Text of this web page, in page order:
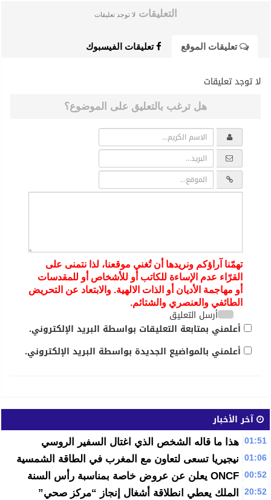
هل ترغب بالتعليق على الموضوع؟
القرّاء عدم الإساءة للكاتب أو للأشخاص أو للمقدسات
أو مهاجمة الأديان أو الذات الالهية. والابتعاد عن التحريض
الطائفي والعنصري والشتائم.
أرسل التعليق
أعلمني بمتابعة التعليقات بواسطة البريد الإلكتروني.
أعلمني بالمواضيع الجديدة بواسطة البريد الإلكتروني.
01:51 هذا ما قاله الشخص الذي اغتال السفير الروسي
01:06 نيجيريا تسعى لتعاون مع المغرب في الطاقة الشمسية
00:52 ONCF يعلن عن عروض خاصة بمناسبة رأس السنة
20:52 الملك يعطي انطلاقة أشغال إنجاز “مركز صحي”
20:30 عزلة قاتلة